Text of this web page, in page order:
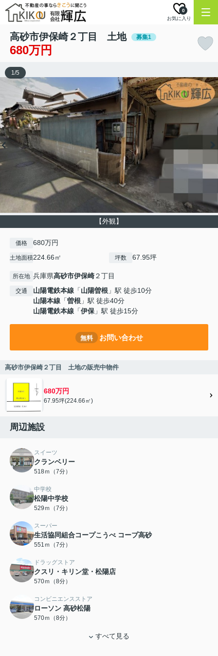
お気に入り
0
高砂市伊保崎２丁目 土地 募集1
680万円
【外観】
1/5
価格 680万円
土地面積224.66㎡ 坪数 67.95坪
所在地 兵庫県高砂市伊保崎２丁目
交通 山陽電鉄本線 「山陽曽根 」駅 徒歩10分
山陽本線 「曽根 」駅 徒歩40分
山陽電鉄本線 「伊保」駅 徒歩15分
無料 お問い合わせ
高砂市伊保崎２丁目 土地の販売中物件
680万円
67.95坪(224.66㎡)
周辺施設
スイーツ
クランベリー
518ｍ（7分）
中学校
松陽中学校
529ｍ（7分）
スーパー
生活協同組合コープこうべ コープ高砂
551ｍ（7分）
ドラッグストア
クスリ・キリン堂・松陽店
570ｍ（8分）
コンビニエンスストア
ローソン 高砂松陽
570ｍ（8分）
すべて見る